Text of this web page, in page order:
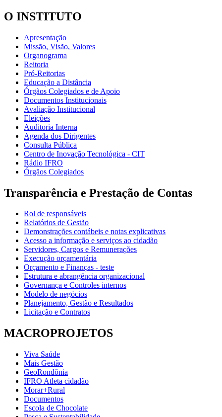
O INSTITUTO
Apresentação
Missão, Visão, Valores
Organograma
Reitoria
Pró-Reitorias
Educação a Distância
Órgãos Colegiados e de Apoio
Documentos Institucionais
Avaliação Institucional
Eleições
Auditoria Interna
Agenda dos Dirigentes
Consulta Pública
Centro de Inovação Tecnológica - CIT
Rádio IFRO
Órgãos Colegiados
Transparência e Prestação de Contas
Rol de responsáveis
Relatórios de Gestão
Demonstrações contábeis e notas explicativas
Acesso a informação e serviços ao cidadão
Servidores, Cargos e Remunerações
Execução orçamentária
Orçamento e Finanças - teste
Estrutura e abrangência organizacional
Governança e Controles internos
Modelo de negócios
Planejamento, Gestão e Resultados
Licitação e Contratos
MACROPROJETOS
Viva Saúde
Mais Gestão
GeoRondônia
IFRO Atleta cidadão
Morar+Rural
Documentos
Escola de Chocolate